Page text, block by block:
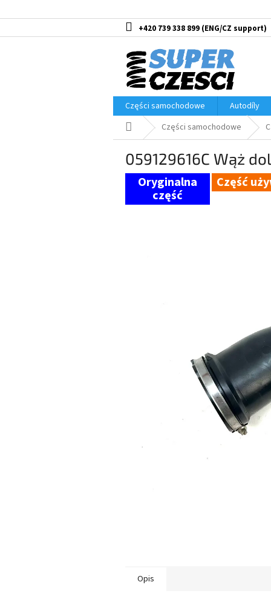
do
+420 739 338 899
Części samochodowe
Autodíly
Home Części samochodowe
059129616C Wąż
Część
Opis